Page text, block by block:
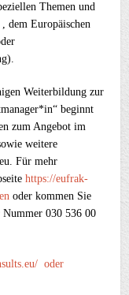
Themen und
dem Europäischen
Weiterbildung zur
beginnt
zum Angebot im
weitere
Für mehr
https://eufrak-
oder kommen Sie
Nummer 030 536 00
oder